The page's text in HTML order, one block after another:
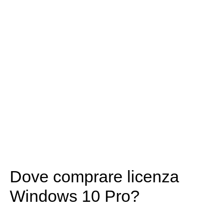
Dove comprare licenza
Windows 10 Pro?